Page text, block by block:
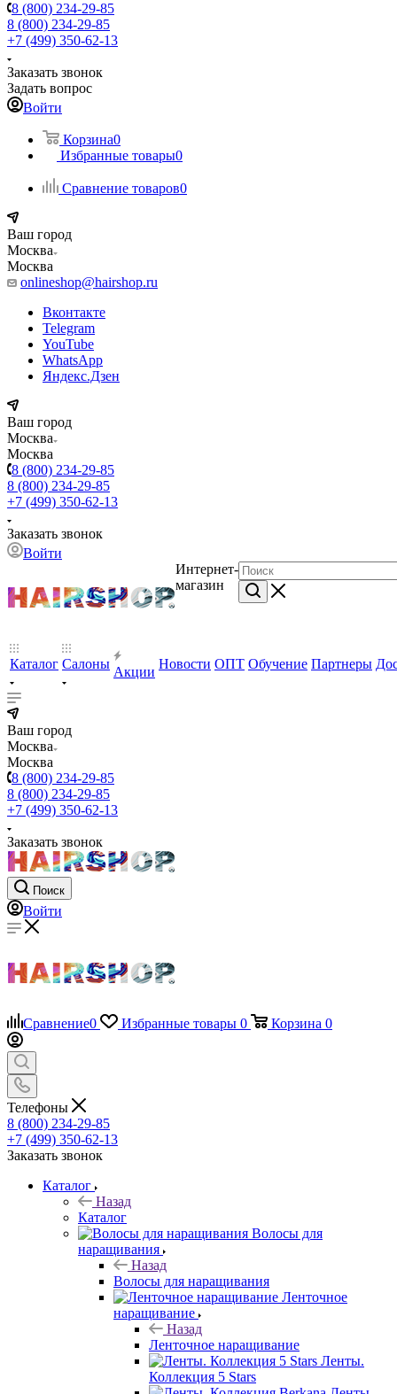
8 (800) 234-29-85
8 (800) 234-29-85
+7 (499) 350-62-13
Заказать звонок
Задать вопрос
Войти
Корзина0
Избранные товары0
Сравнение товаров0
Ваш город
Москва
Москва
onlineshop@hairshop.ru
Вконтакте
Telegram
YouTube
WhatsApp
Яндекс.Дзен
Ваш город
Москва
Москва
8 (800) 234-29-85
8 (800) 234-29-85
+7 (499) 350-62-13
Заказать звонок
Войти
Интернет-
магазин
Каталог Салоны
Акции
Новости ОПТ Обучение Партнеры
Ваш город
Москва
Москва
8 (800) 234-29-85
8 (800) 234-29-85
+7 (499) 350-62-13
Заказать звонок
Поиск
Войти
Сравнение0 Избранные товары 0 Корзина 0
Телефоны
8 (800) 234-29-85
+7 (499) 350-62-13
Заказать звонок
Каталог
Назад
Каталог
Волосы для
наращивания
Назад
Волосы для наращивания
Ленточное
наращивание
Назад
Ленточное наращивание
Ленты.
Коллекция 5 Stars